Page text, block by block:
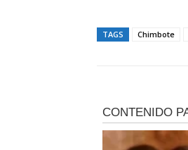
g
o
.
TAGS Chimbote